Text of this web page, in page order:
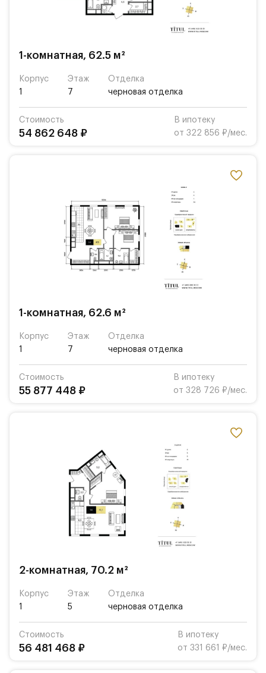
1-комнатная, 62.5 м²
Корпус
1
Этаж
7
Отделка
черновая отделка
Стоимость
54 862 648 ₽
В ипотеку
от 322 856 ₽/мес.
1-комнатная, 62.6 м²
Корпус
1
Этаж
7
Отделка
черновая отделка
Стоимость
55 877 448 ₽
В ипотеку
от 328 726 ₽/мес.
2-комнатная, 70.2 м²
Корпус
1
Этаж
5
Отделка
черновая отделка
Стоимость
56 481 468 ₽
В ипотеку
от 331 661 ₽/мес.